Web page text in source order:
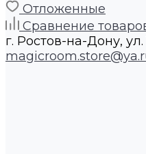
Отложенные
Сравнение
г. Ростов-на-Дону,